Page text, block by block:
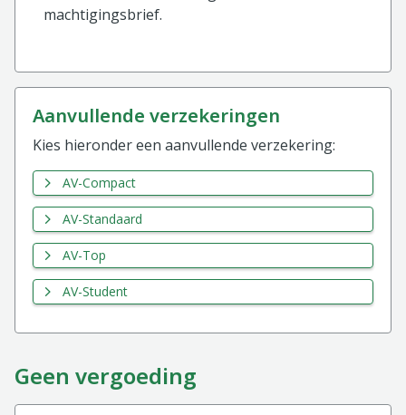
machtigingsbrief.
aanvullende verzekeringen
Kies hieronder een aanvullende verzekering:
AV-Compact
AV-Standaard
AV-Top
AV-Student
Geen vergoeding